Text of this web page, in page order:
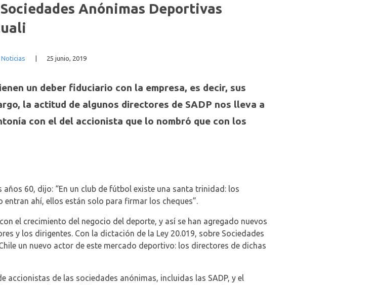
Anónimas Deportivas
Noticias 25 junio, 2019
un deber fiduciario con la empresa, es decir, sus
la actitud de algunos directores de SADP nos lleva a
con el del accionista que lo nombró que con los
60, dijo: “En un club de fútbol existe una santa trinidad: los
ahí, ellos están solo para firmar los cheques”.
el crecimiento del negocio del deporte, y así se han agregado nuevos
y los dirigentes. Con la dictación de la Ley 20.019, sobre Sociedades
un nuevo actor de este mercado deportivo: los directores de dichas
accionistas de las sociedades anónimas, incluidas las SADP, y el